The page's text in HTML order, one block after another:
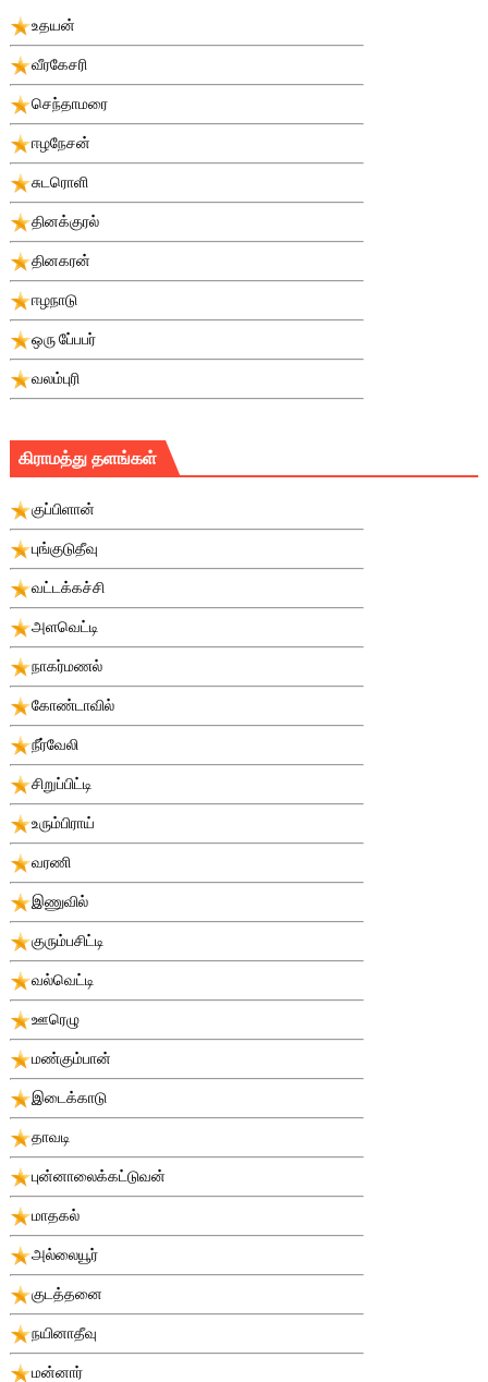
உதயன்
வீரகேசரி
செந்தாமரை
ஈழநேசன்
சுடரொளி
தினக்குரல்
தினகரன்
ஈழநாடு
ஒரு பே்பபர்
வலம்புரி
கிராமத்து தளங்கள்
குப்பிளான்
புங்குடுதீவு
வட்டக்கச்சி
அளவெட்டி
நாகர்மணல்
கோண்டாவில்
நீர்வேலி
சிறுப்பிட்டி
உரும்பிராய்
வரணி
இணுவில்
குரும்பசிட்டி
வல்வெட்டி
ஊரெழு
மண்கும்பான்
இடைக்காடு
தாவடி
புன்னாலைக்கட்டுவன்
மாதகல்
அல்லையூர்
குடத்தனை
நயினாதீவு
மன்னார்